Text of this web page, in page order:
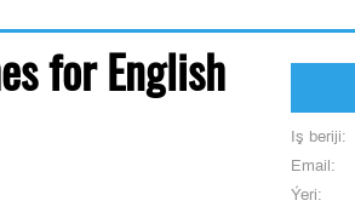
for English
Iş beriji:
Email:
Ýeri: